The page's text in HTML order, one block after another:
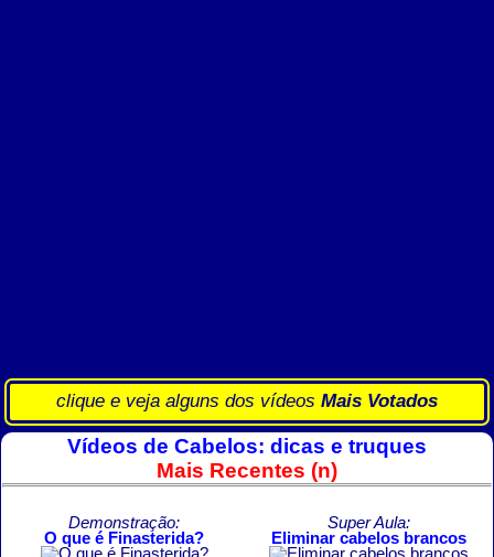
clique e veja alguns dos vídeos Mais Votados
Vídeos de Cabelos: dicas e truques
Mais Recentes (n)
Demonstração:
O que é Finasterida?
Super Aula:
Eliminar cabelos brancos